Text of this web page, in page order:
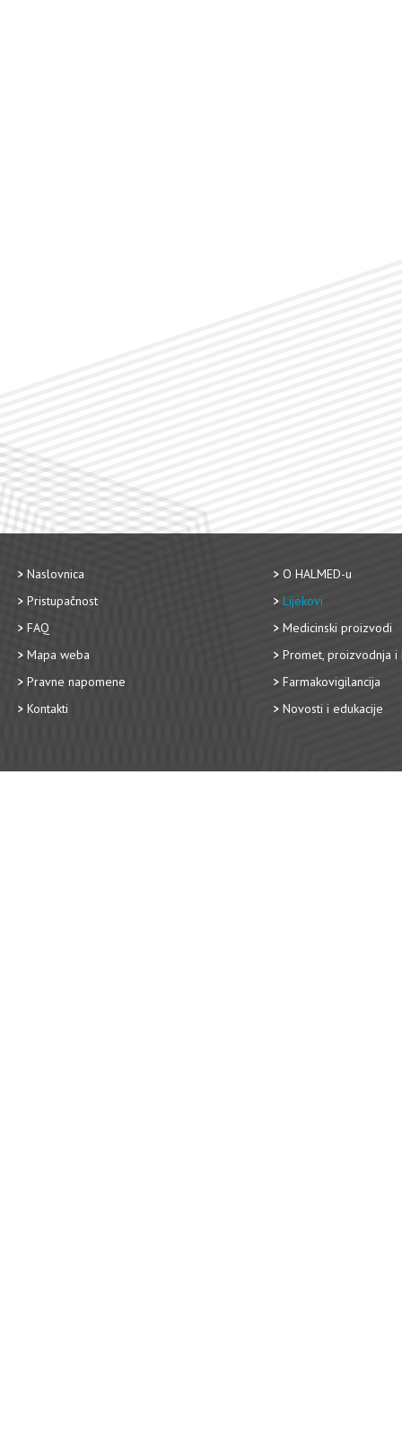
Naslovnica
Pristupačnost
FAQ
Mapa weba
Pravne napomene
Kontakti
O HALMED-u
Lijekovi
Medicinski proizvodi
Promet, proizvodnja i
Farmakovigilancija
Novosti i edukacije